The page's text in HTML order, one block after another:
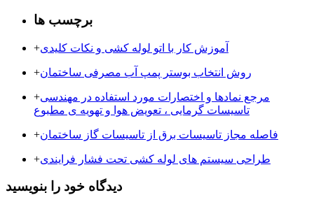
برچسب ها
+آموزش کار با اتو لوله کشی و نکات کلیدی
+روش انتخاب بوستر پمپ آب مصرفی ساختمان
+مرجع نمادها و اختصارات مورد استفاده در مهندسی
تاسیسات گرمایی ، تعویض هوا و تهویه ی مطبوع
+فاصله مجاز تاسیسات برق از تاسیسات گاز ساختمان
+طراحی سیستم های لوله کشی تحت فشار فرایندی
دیدگاه خود را بنویسید